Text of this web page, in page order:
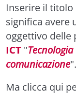
Inserire il
significa avere
oggettivo delle
ICT "
comunicazione".
Ma clicca qui